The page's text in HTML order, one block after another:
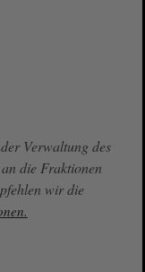
Verwaltung des
die Fraktionen
wir die